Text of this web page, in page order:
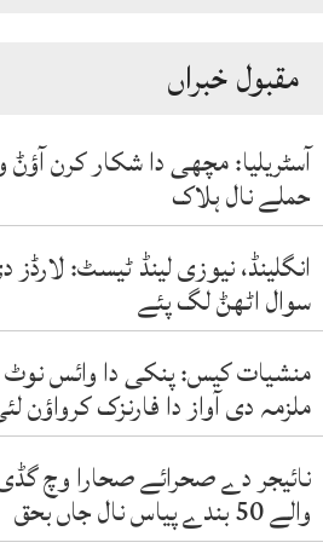
مقبول خبراں
آسٹریلیا: مچھی دا شکار کرن آؤݨ
حملے نال ہلاک
انگلینڈ، نیوزی لینڈ ٹیسٹ:
سوال اٹھݨ لگ پئے
منشیات کیس: پنکی دا وائس
ملزمہ دی آواز دا فارنزک
نائیجر دے صحرائے صحارا وچ
والے 50 بندے پیاس نال جاں بحق